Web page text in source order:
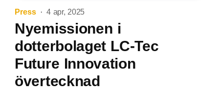
Press 4 apr, 2025
Nyemissionen i
dotterbolaget LC-Tec
Future Innovation
övertecknad